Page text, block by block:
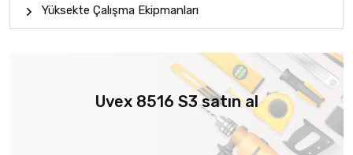
Yüksekte Çalışma Ekipmanları
Uvex 8516 S3 satın al